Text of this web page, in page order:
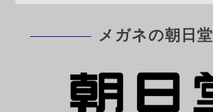
メガネの朝日堂